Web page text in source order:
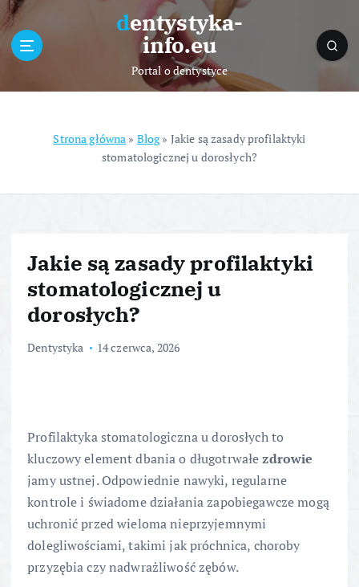
e
dentystyka-
info.eu
Portal o dentystyce
Strona główna » Blog» Jakie są zasady profilaktyki
stomatologicznej u dorosłych?
Jakie są zasady profilaktyki
stomatologicznej u
dorosłych?
Dentystyka 14 czerwca, 2026
Profilaktyka stomatologiczna u dorosłych to
kluczowy element dbania o długotrwałezdrowie
jamy ustnej. Odpowiednie nawyki, regularne
kontrole i świadome działania zapobiegawcze mogą
uchronić przed wieloma nieprzyjemnymi
dolegliwościami, takimi jak próchnica, choroby
przyzębia czy nadwrażliwość zębów.